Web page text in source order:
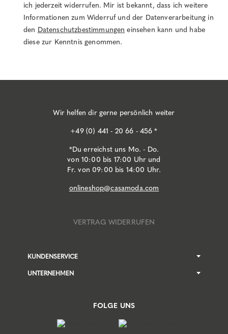
ich jederzeit widerrufen. Mir ist bekannt, dass ich weitere
Informationen zum Widerruf und der Datenverarbeitung in
den Datenschutzbestimmungen einsehen kann und habe
diese zur Kenntnis genommen.
Wir helfen dir gerne persönlich weiter
+49 (0) 441 - 20 66 - 456 *
*Du erreichst uns Mo. - Do.
von 10:00 bis 17:00 Uhr und
Fr. von 09:00 bis 14:00 Uhr.
onlineshop@casamoda.com
VERTRAG WIDERRUFEN
KUNDENSERVICE
UNTERNEHMEN
FOLGE UNS